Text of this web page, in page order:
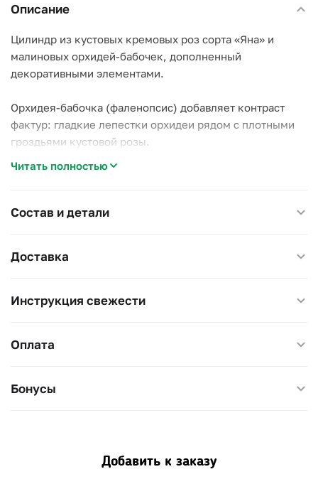
Описание
Цилиндр из кустовых кремовых роз сорта «Яна» и
малиновых орхидей-бабочек, дополненный
декоративными элементами.
Орхидея-бабочка (фаленопсис) добавляет контраст
фактур: гладкие лепестки орхидеи рядом с плотными
гроздьями кустовой розы.
в воде до двух недель;
–Контраст фактур
отдельности.
годовщина, день рождения, знак внимания без
Размер композиции — 30×30 см, высота — 35 см. Воду в
Читать полностью
Состав и детали
Доставка
Инструкция свежести
Оплата
Бонусы
Добавить к заказу